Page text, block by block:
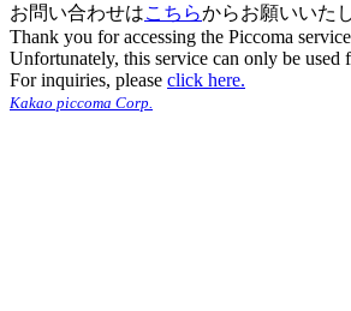
お問い合わせはこちらからお願いいた
Thank you for accessing the Piccoma
Unfortunately, this service can only be used
For inquiries, please click here.
Kakao piccoma Corp.